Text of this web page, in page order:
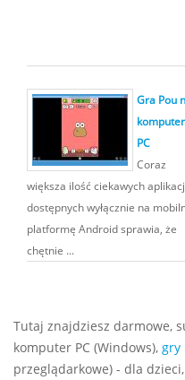
Gra Pou
komputer
PC
Coraz
większa ilość ciekawych
dostępnych wyłącznie na
platformę Android sprawia, że
chętnie ...
Tutaj znajdziesz darmowe,
komputer PC (Windows), gry
przeglądarkowe) - dla